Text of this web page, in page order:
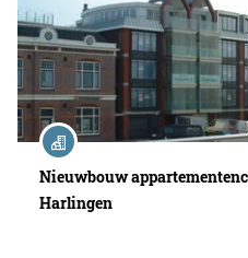
Nieuwbouw
Harlingen